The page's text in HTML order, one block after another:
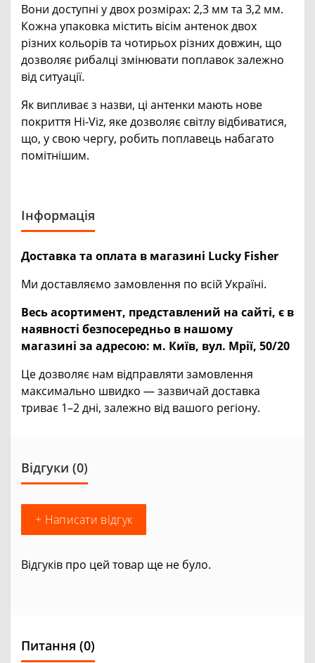
Вони доступні у двох розмірах: 2,3 мм та 3,2 мм.
Кожна упаковка містить вісім антенок двох
різних кольорів та чотирьох різних довжин, що
дозволяє рибалці змінювати поплавок залежно
від ситуації.
Як випливає з назви, ці антенки мають нове
покриття Hi-Viz, яке дозволяє світлу відбиватися,
що, у свою чергу, робить поплавець набагато
помітнішим.
Інформація
Доставка та оплата в магазині Lucky Fisher
Ми доставляємо замовлення по всій Україні.
Весь асортимент, представлений на сайті, є в
наявності безпосередньо в нашому
магазині за адресою: м. Київ, вул. Мрії, 50/20
Це дозволяє нам відправляти замовлення
максимально швидко — зазвичай доставка
триває 1–2 дні, залежно від вашого регіону.
Відгуки (0)
+ Написати відгук
Відгуків про цей товар ще не було.
Питання (0)